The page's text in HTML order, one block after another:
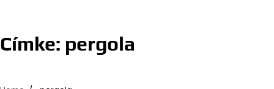
Címke: pergola